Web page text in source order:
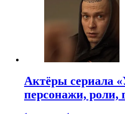
Актёры сериала
персонажи, роли,